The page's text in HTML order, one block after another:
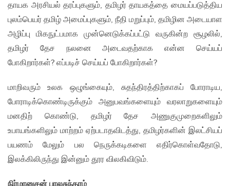
தாயக அரசியல் தரப்புகளும், தமிழர் தாயகத்தை மையப்படுத்திய
புலம்பெயர் தமிழ் அமைப்புகளும், நீதி மறுப்பும், தமிழின அடையாள
அழிப்பு மிகநுட்பமாக முன்னெடுக்கப்பட்டு வருகின்ற சூழலில்,
தமிழர் தேச நலனை அடைவதற்காக என்ன செய்யப்
போகிறார்கள்? எப்படிச் செய்யப் போகிறார்கள்?
மாறிவரும் உலக ஒழுங்கையும், சுதந்திரத்திற்காகப் போராடிய,
போராடிக்கொண்டிருக்கும் அனுபவங்களையும் வரலாறுகளையும்
மனதிற் கொண்டு, தமிழர் தேச அணுகுமுறைகளிலும்
உபாயங்களிலும் மாற்றம் ஏற்படாதவிடத்து, தமிழர்களின் இலட்சியப்
பயணம் மேலும் பல நெருக்கடிகளை எதிர்கொள்வதோடு,
இலக்கிலிருந்து இன்னும் தூர விலகிவிடும்.